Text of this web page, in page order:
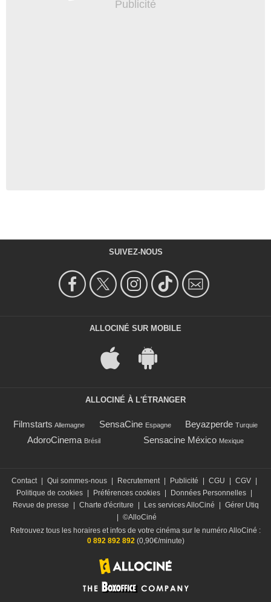
SUIVEZ-NOUS
ALLOCINÉ SUR MOBILE
ALLOCINÉ À L'ÉTRANGER
Filmstarts Allemagne SensaCine Espagne Beyazperde Turquie
AdoroCinema Brésil Sensacine México Mexique
Contact | Qui sommes-nous | Recrutement | Publicité | CGU | CGV |
Politique de cookies | Préférences cookies | Données Personnelles |
Revue de presse
| Charte d'écriture | Les services AlloCiné | Gérer Utiq
| ©AlloCiné
Retrouvez tous les horaires et infos de votre cinéma sur le numéro AlloCiné :
0 892 892 892(0,90€/minute)